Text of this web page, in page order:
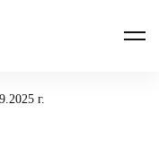
г.